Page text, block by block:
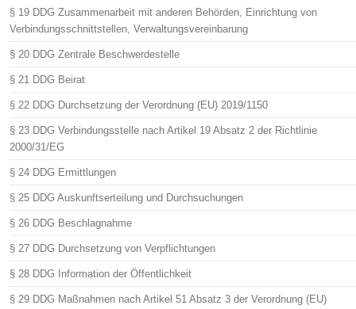
§ 19 DDG Zusammenarbeit mit anderen Behörden, Einrichtung von
Verbindungsschnittstellen, Verwaltungsvereinbarung
§ 20 DDG Zentrale Beschwerdestelle
§ 21 DDG Beirat
§ 22 DDG Durchsetzung der Verordnung (EU) 2019/1150
§ 23 DDG Verbindungsstelle nach Artikel 19 Absatz 2 der Richtlinie
2000/31/EG
§ 24 DDG Ermittlungen
§ 25 DDG Auskunftserteilung und Durchsuchungen
§ 26 DDG Beschlagnahme
§ 27 DDG Durchsetzung von Verpflichtungen
§ 28 DDG Information der Öffentlichkeit
§ 29 DDG Maßnahmen nach Artikel 51 Absatz 3 der Verordnung (EU)